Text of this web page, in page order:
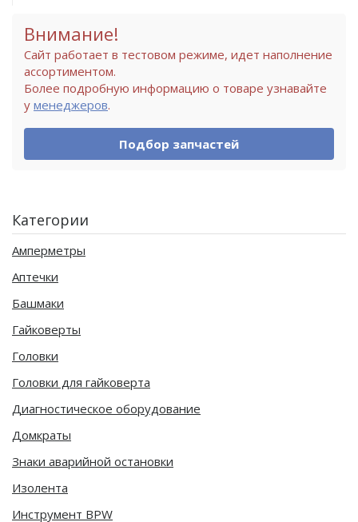
Внимание!
Сайт работает в тестовом режиме, идет наполнение
ассортиментом.
Более подробную информацию о товаре узнавайте
у менеджеров.
Подбор запчастей
Категории
Амперметры
Аптечки
Башмаки
Гайковерты
Головки
Головки для гайковерта
Диагностическое оборудование
Домкраты
Знаки аварийной остановки
Изолента
Инструмент BPW